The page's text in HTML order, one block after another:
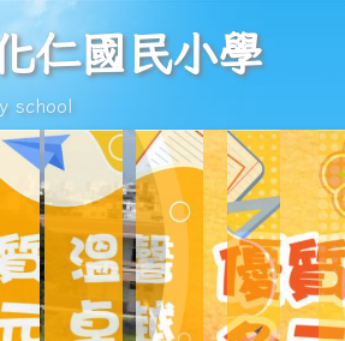
小學
仁國民小學
school